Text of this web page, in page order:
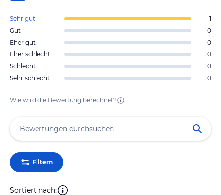
Sehr gut
1
Gut
0
Eher gut
0
Eher schlecht
0
Schlecht
0
Sehr schlecht
0
Wie wird die Bewertung berechnet?
Filtern
Sortiert nach: